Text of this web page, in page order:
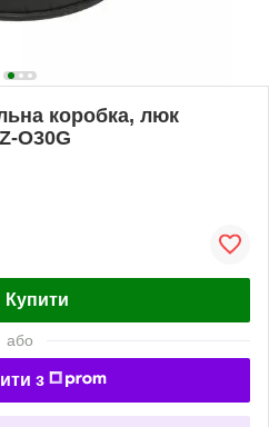
коробка, люк
O30G
Купити
або
з